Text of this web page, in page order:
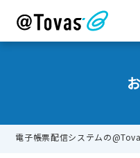
電子帳票配信システムの